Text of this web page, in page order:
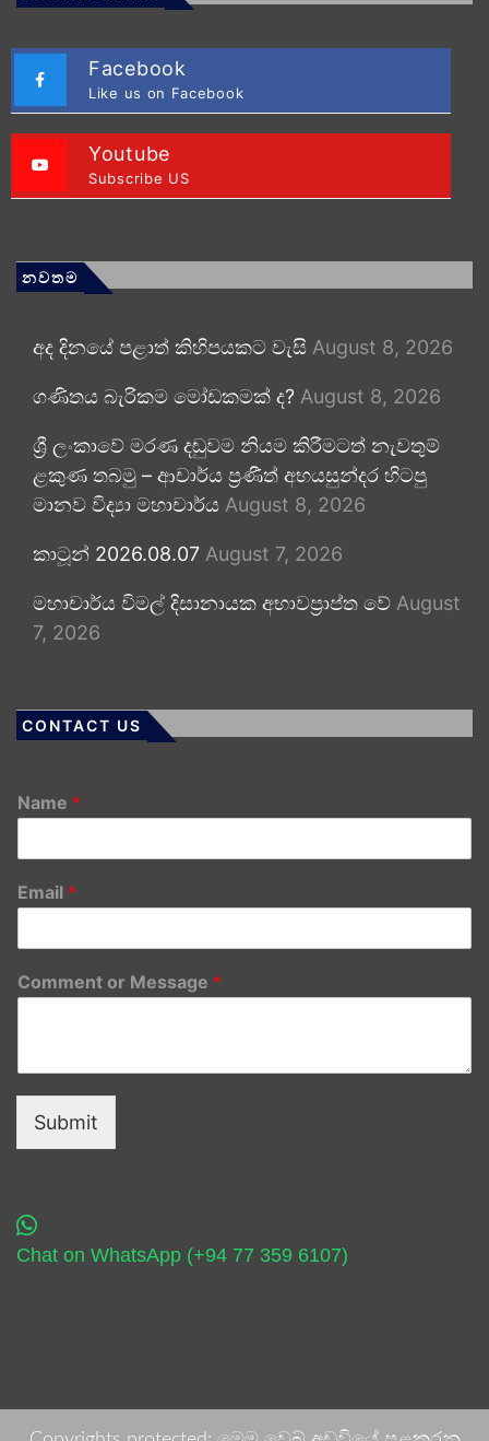
Facebook
Like us on Facebook
Youtube
Subscribe US
නවතම
අද දිනයේ පළාත් කිහිපයකට වැසි August 8, 2026
ගණිතය බැරිකම මෝඩකමක් ද? August 8, 2026
ශ්‍රී ලංකාවේ මරණ දඬුවම නියම කිරීමටත් නැවතුම්
ළකුණ තබමු – ආචාර්ය ප්‍රණීත් අභයසුන්දර හිටපු
මානව විද්‍යා මහාචාර්ය August 8, 2026
කාටූන් 2026.08.07 August 7, 2026
මහාචාර්ය විමල් දිසානායක අභාවප්‍රාප්ත වේ August
7, 2026
CONTACT US
Name *
Email *
Comment or Message *
Submit
Chat on WhatsApp (+94 77 359 6107)